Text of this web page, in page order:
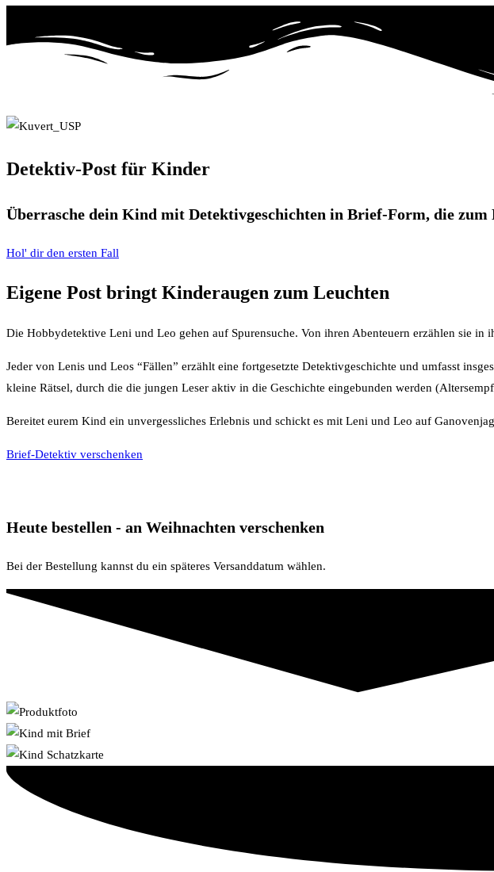
Detektiv-Post für Kinder
Überrasche dein Kind mit Detektivgeschichten in Brief-Form, die zum
Hol' dir den ersten Fall
Eigene Post bringt Kinderaugen zum Leuchten
Die Hobbydetektive Leni und Leo gehen auf Spurensuche. Von ihren Abenteuern erzählen sie in
Jeder von Lenis und Leos “Fällen” erzählt eine fortgesetzte Detektivgeschichte und umfasst
kleine Rätsel, durch die die jungen Leser aktiv in die Geschichte eingebunden werden
Bereitet eurem Kind ein unvergessliches Erlebnis und schickt es mit Leni und Leo auf
Brief-Detektiv verschenken
Heute bestellen - an Weihnachten verschenken
Bei der Bestellung kannst du ein späteres Versanddatum wählen.